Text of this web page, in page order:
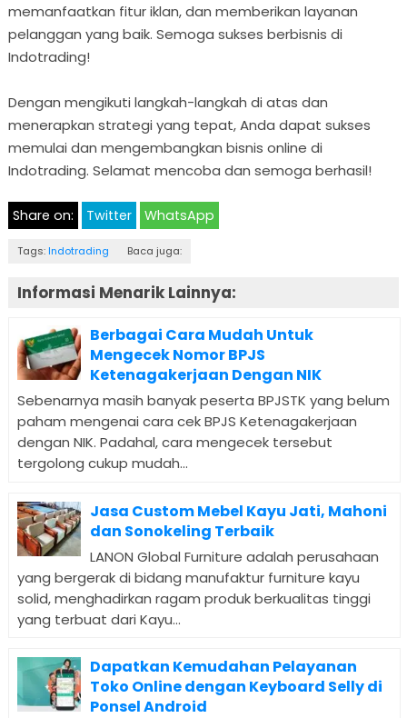
memanfaatkan fitur iklan, dan memberikan layanan
pelanggan yang baik. Semoga sukses berbisnis di
Indotrading!
Dengan mengikuti langkah-langkah di atas dan
menerapkan strategi yang tepat, Anda dapat sukses
memulai dan mengembangkan bisnis online di
Indotrading. Selamat mencoba dan semoga berhasil!
Share on: Twitter WhatsApp
Tags: Indotrading Baca juga:
Informasi Menarik Lainnya:
Berbagai Cara Mudah Untuk
Mengecek Nomor BPJS
Ketenagakerjaan Dengan NIK
Sebenarnya masih banyak peserta BPJSTK yang belum
paham mengenai cara cek BPJS Ketenagakerjaan
dengan NIK. Padahal, cara mengecek tersebut
tergolong cukup mudah...
Jasa Custom Mebel Kayu Jati, Mahoni
dan Sonokeling Terbaik
LANON Global Furniture adalah perusahaan
yang bergerak di bidang manufaktur furniture kayu
solid, menghadirkan ragam produk berkualitas tinggi
yang terbuat dari Kayu...
Dapatkan Kemudahan Pelayanan
Toko Online dengan Keyboard Selly di
Ponsel Android